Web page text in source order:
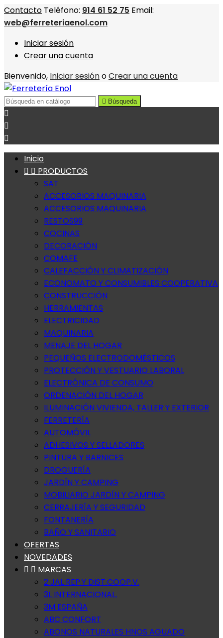
Contacto Teléfono: 914 61 52 75 Email:
web@ferreteriaenol.com
Iniciar sesión
Crear una cuenta
Bienvenido, Iniciar sesiónoCrear una cuenta
 Búsqueda



Inicio
  PRODUCTOS
SAT
ACCESORIOS MAQUINARIA
ACCESORIOS MAQUINARIA
RESTOS99
COCINAS
DECORACIÓN
COMAFE
CALEFACCIÓN Y CLIMATIZACIÓN
ECONOMATO Y CONSUMIBLES COOPERATIVA
CONSTRUCCIÓN
HERRAMIENTAS
ELECTRICIDAD
MAQUINARIA
MENAJE DEL HOGAR
PEQUEÑOS ELECTRODOMÉSTICOS
PROTECCIÓN Y VESTUARIO LABORAL
ELECTRÓNICA DE CONSUMO
ORDENACIÓN DEL HOGAR
ILUMINACIÓN VIVIENDA, TALLER Y EXTERIOR
FERRETERÍA
AUTOMÓVIL
ADHESIVOS Y SELLADORES
PINTURA Y BARNICES
DROGUERÍA
JARDÍN Y CAMPING
MOBILIARIO JARDÍN Y CAMPING
CERRAJERÍA Y SEGURIDAD
FONTANERÍA
BAÑO Y SANITARIO
OFERTAS
NOVEDADES
  MARCAS
2 JAL REP.Y DIST.COOP.V.
3L INTERNACIONAL.
3M ESPAÑA
ABC CONFORT
ABONOS NATURALES HNOS AGUADO